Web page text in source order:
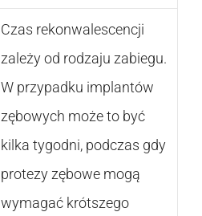
Czas rekonwalescencji
zależy od rodzaju zabiegu.
W przypadku implantów
zębowych może to być
kilka tygodni, podczas gdy
protezy zębowe mogą
wymagać krótszego